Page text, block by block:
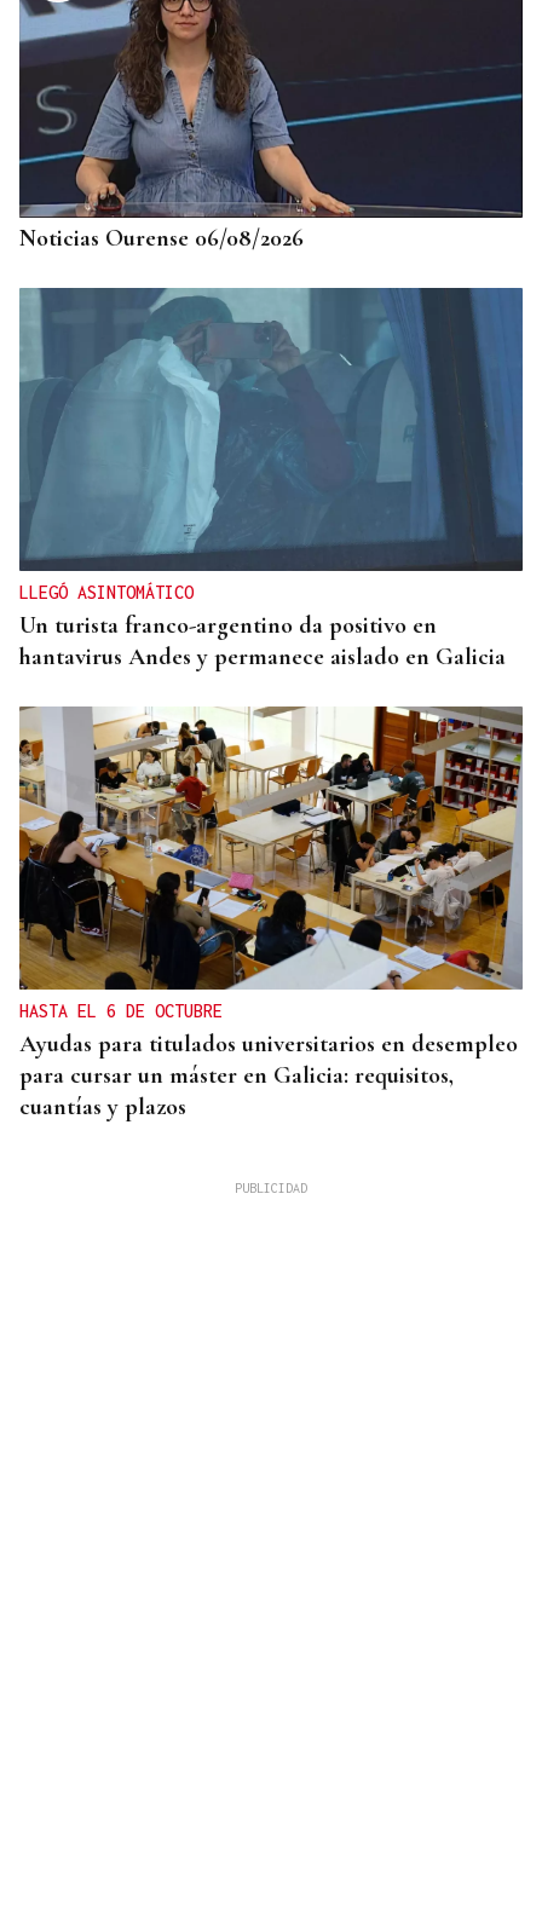
CAUSA DE ALERGIA GRAVE
Picaduras de avispas y abejas: cuándo una reacción
puede poner en riesgo tu vida
Noticias Ourense 06/08/2026
LLEGÓ ASINTOMÁTICO
Un turista franco-argentino da positivo en
hantavirus Andes y permanece aislado en Galicia
HASTA EL 6 DE OCTUBRE
Ayudas para titulados universitarios en desempleo
para cursar un máster en Galicia: requisitos,
cuantías y plazos